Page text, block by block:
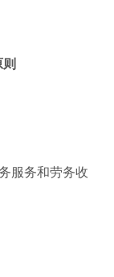
务和劳务收